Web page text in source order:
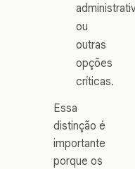
ou
outras
opções
críticas.
Essa
distinção é
importante
porque os